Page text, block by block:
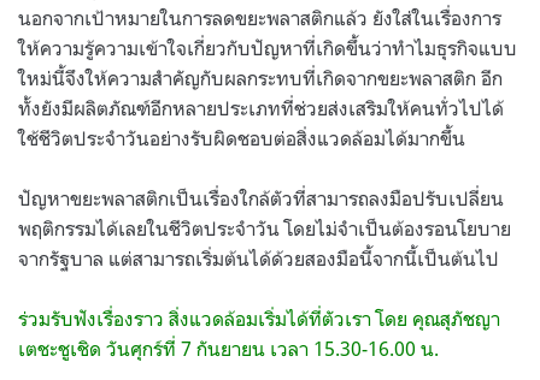
นอกจากเป้าหมายในการลดขยะพลาสติกแล้ว ยังใส่ในเรื่องการ
ให้ความรู้ความเข้าใจเกี่ยวกับปัญหาที่เกิดขึ้นว่าทำไมธุรกิจแบบ
ใหม่นี้จึงให้ความสำคัญกับผลกระทบที่เกิดจากขยะพลาสติก อีก
ทั้งยังมีผลิตภัณฑ์อีกหลายประเภทที่ช่วยส่งเสริมให้คนทั่วไปได้
ใช้ชีวิตประจำวันอย่างรับผิดชอบต่อสิ่งแวดล้อมได้มากขึ้น
ปัญหาขยะพลาสติกเป็นเรื่องใกล้ตัวที่สามารถลงมือปรับเปลี่ยน
พฤติกรรมได้เลยในชีวิตประจำวัน โดยไม่จำเป็นต้องรอนโยบาย
จากรัฐบาล แต่สามารถเริ่มต้นได้ด้วยสองมือนี้จากนี้เป็นต้นไป
ร่วมรับฟังเรื่องราว สิ่งแวดล้อมเริ่มได้ที่ตัวเรา โดย คุณสุภัชญา
เตชะชูเชิด วันศุกร์ที่ 7 กันยายน เวลา 15.30-16.00 น.